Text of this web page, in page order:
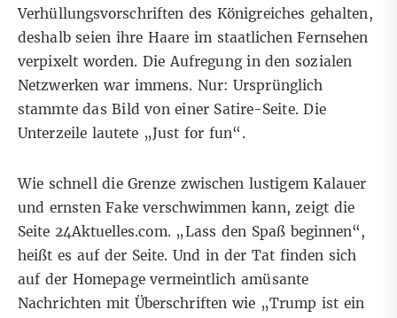
Verhüllungsvorschriften des Königreiches gehalten,
deshalb seien ihre Haare im staatlichen Fernsehen
verpixelt worden. Die Aufregung in den sozialen
Netzwerken war immens. Nur:Ursprünglich
stammte das Bild von einer Satire-Seite. Die
Unterzeile lautete „Just for fun“.
Wie schnell die Grenze zwischen lustigem Kalauer
und ernsten Fake verschwimmen kann, zeigt die
Seite24Aktuelles.com. „Lass den Spaß beginnen“,
heißt es auf der Seite. Und in der Tat finden sich
auf der Homepage vermeintlich amüsante
Nachrichten mit Überschriften wie „Trump ist ein